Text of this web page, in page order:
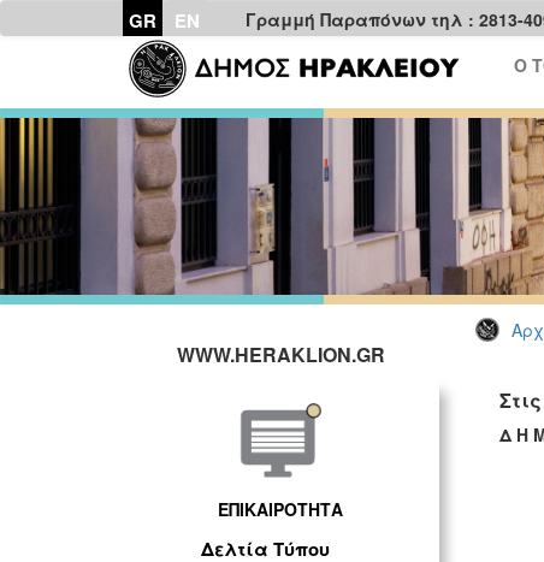
GR EN Γραμμή Παραπόνων τηλ : 2813-
Ο
WWW.HERAKLION.GR
ΕΠΙΚΑΙΡΟΤΗΤΑ
Δελτία Τύπου
Δ Η